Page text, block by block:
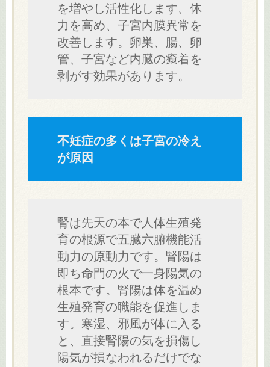
を増やし活性化します、体
力を高め、子宮内膜異常を
改善します。卵巣、腸、卵
管、子宮など内臓の癒着を
剥がす効果があります。
不妊症の多くは子宮の冷え
が原因
腎は先天の本で人体生殖発
育の根源で五臓六腑機能活
動力の原動力です。腎陽は
即ち命門の火で一身陽気の
根本です。腎陽は体を温め
生殖発育の職能を促進しま
す。寒湿、邪風が体に入る
と、直接腎陽の気を損傷し
陽気が損なわれるだけでな